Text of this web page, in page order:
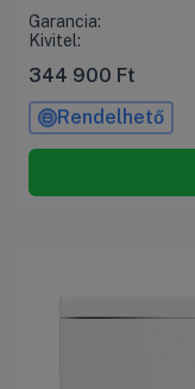
Garancia:
Kivitel:
344 900 Ft
Rendelhető